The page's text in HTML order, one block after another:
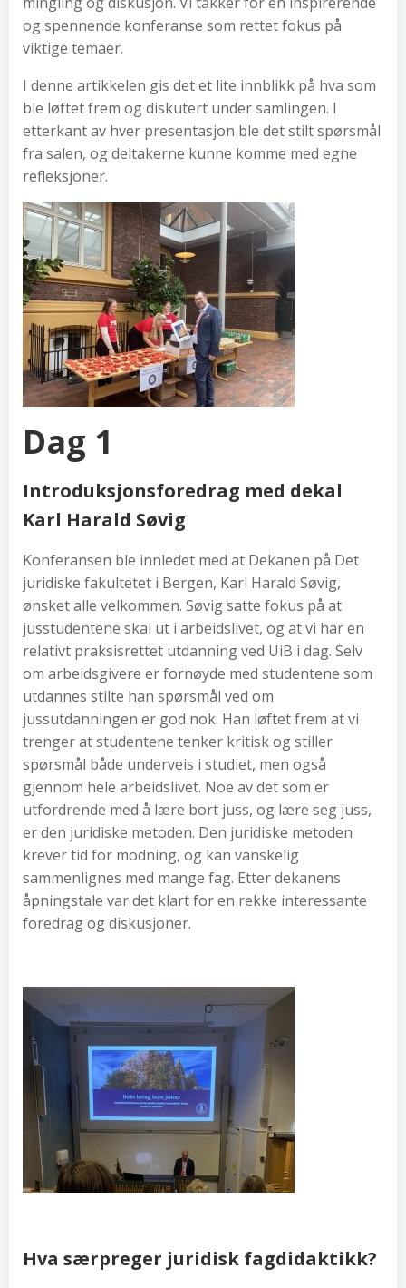
og spennende konferanse som rettet fokus på
viktige temaer.
I denne artikkelen gis det et lite innblikk på hva som
ble løftet frem og diskutert under samlingen. I
etterkant av hver presentasjon ble det stilt spørsmål
fra salen, og deltakerne kunne komme med egne
refleksjoner.
Dag 1
Introduksjonsforedrag med dekal
Karl Harald Søvig
Konferansen ble innledet med at Dekanen på Det
juridiske fakultetet i Bergen, Karl Harald Søvig,
ønsket alle velkommen. Søvig satte fokus på at
jusstudentene skal ut i arbeidslivet, og at vi har en
relativt praksisrettet utdanning ved UiB i dag. Selv
om arbeidsgivere er fornøyde med studentene som
utdannes stilte han spørsmål ved om
jussutdanningen er god nok. Han løftet frem at vi
trenger at studentene tenker kritisk og stiller
spørsmål både underveis i studiet, men også
gjennom hele arbeidslivet. Noe av det som er
utfordrende med å lære bort juss, og lære seg juss,
er den juridiske metoden. Den juridiske metoden
krever tid for modning, og kan vanskelig
sammenlignes med mange fag. Etter dekanens
åpningstale var det klart for en rekke interessante
foredrag og diskusjoner.
Hva særpreger juridisk fagdidaktikk?